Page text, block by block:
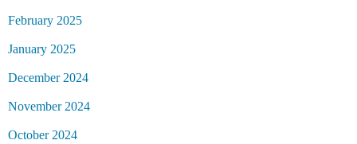
February 2025
January 2025
December 2024
November 2024
October 2024